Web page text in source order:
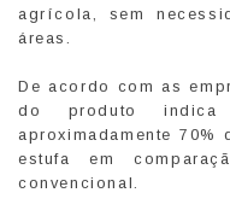
agrícola, sem
áreas.
De acordo com as
do produto
aproximadamente
estufa em
convencional.